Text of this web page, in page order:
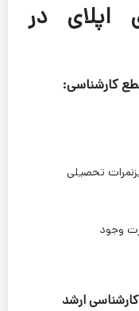
اپلای در
کارشناسی:
تحصیلی
وجود
ارشد